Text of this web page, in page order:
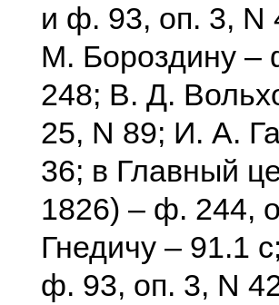
и ф. 93, оп. 3, N
М. Бороздину –
248; В. Д.
25, N 89; И. А.
36; в Главный
1826) – ф. 244,
Гнедичу – 91.1
ф. 93, оп. 3, N